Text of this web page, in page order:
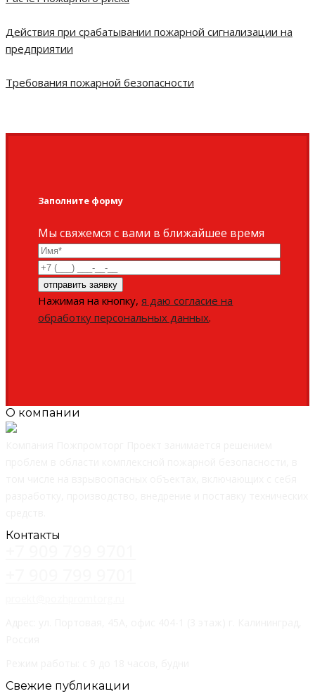
Действия при срабатывании пожарной сигнализации на
предприятии
Требования пожарной безопасности
Заполните форму
Мы свяжемся с вами в ближайшее время
Нажимая на кнопку,я даю согласие на
обработку персональных данных.
О компании
Контакты
Свежие публикации